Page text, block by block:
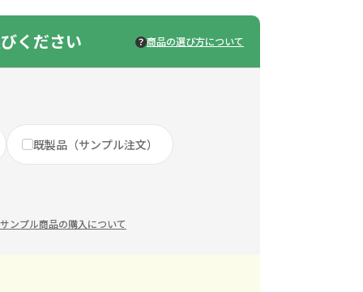
その他
ッシュ ボトルティッシュ
アロマ・フレグランス
コースター
ホイッスル
ッズ
マスク
ッシュ・ティ
除菌液
ャーグッズ
生分解性素材
セット 子供向け抽選会セット
ィ 冬のノベルティ
ください 商品の選び方について
既製品（サンプル注文）
サンプル商品の購入について